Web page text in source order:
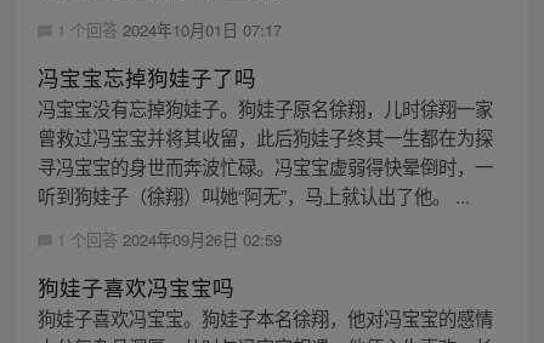
1 个回答 2024年10月01日 07:17
冯宝宝忘掉狗娃子了吗
冯宝宝没有忘掉狗娃子。狗娃子原名徐翔，儿时徐翔一家
曾救过冯宝宝并将其收留，此后狗娃子终其一生都在为探
寻冯宝宝的身世而奔波忙碌。冯宝宝虚弱得快晕倒时，一
听到狗娃子（徐翔）叫她“阿无”，马上就认出了他。 ...
1 个回答 2024年09月26日 02:59
狗娃子喜欢冯宝宝吗
狗娃子喜欢冯宝宝。狗娃子本名徐翔，他对冯宝宝的感情